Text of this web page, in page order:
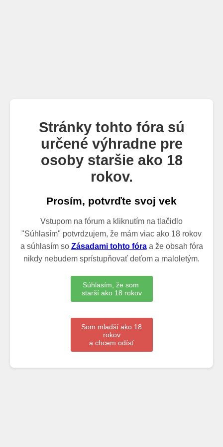
Stránky tohto fóra sú
určené výhradne pre
osoby staršie ako 18
rokov.
Prosím, potvrďte svoj vek
Vstupom na fórum a kliknutím na tlačidlo
"Súhlasím" potvrdzujem, že mám viac ako 18 rokov
a súhlasím so Zásadami tohto fóraa že obsah fóra
nikdy nebudem sprístupňovať deťom a maloletým.
Súhlasím, že som
starší ako 18 rokov
Som mladší ako 18
rokov
a chcem odísť